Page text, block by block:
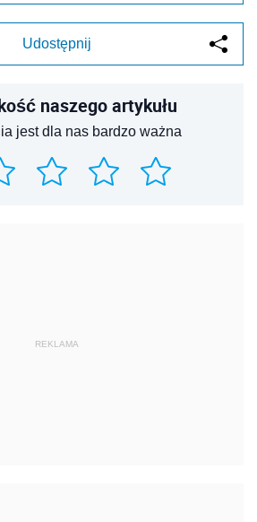
Udostępnij
naszego artykułu
jest dla nas bardzo ważna
REKLAMA